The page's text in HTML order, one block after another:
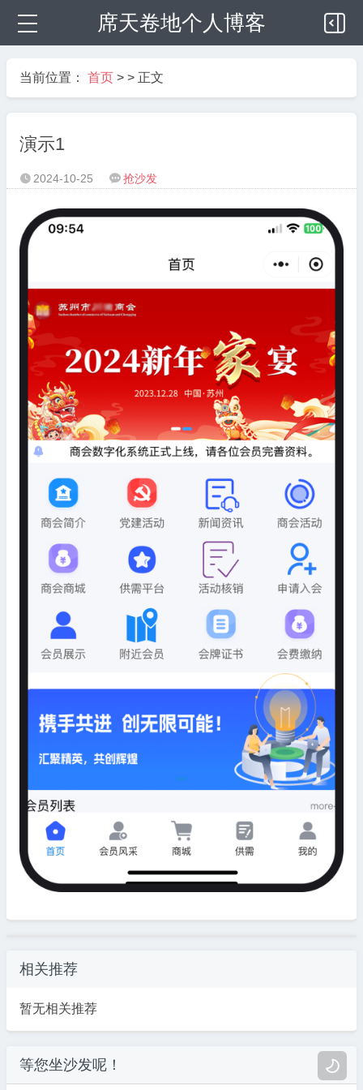
席天卷地个人博客

当前位置： 首页 > > 正文
演示1
 2024-10-25  抢沙发
相关推荐
暂无相关推荐
等您坐沙发呢！